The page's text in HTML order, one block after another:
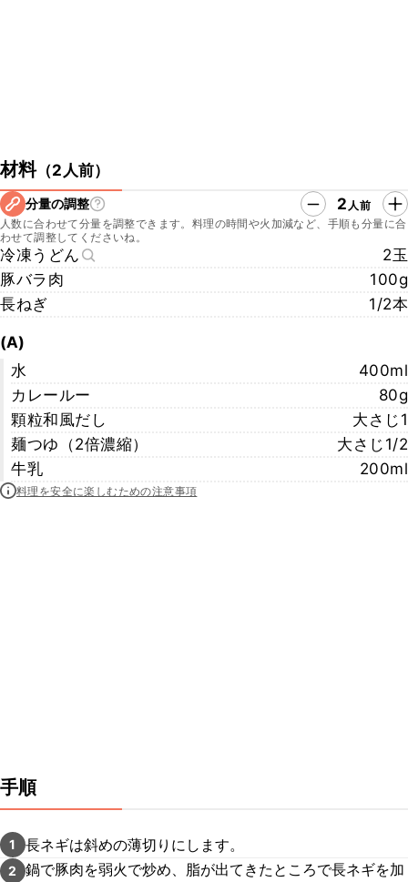
材料（2人前）
分量の調整 2 人前
人数に合わせて分量を調整できます。料理の時間や火加減など、手順も分量に合
わせて調整してくださいね。
冷凍うどん
2玉
豚バラ肉
100g
長ねぎ
1/2本
(A)
水
400ml
カレールー
80g
顆粒和風だし
大さじ1
麺つゆ（2倍濃縮）
大さじ1/2
牛乳
200ml
料理を安全に楽しむための注意事項
手順
1 長ネギは斜めの薄切りにします。
2
鍋で豚肉を弱火で炒め、脂が出てきたところで長ネギを加